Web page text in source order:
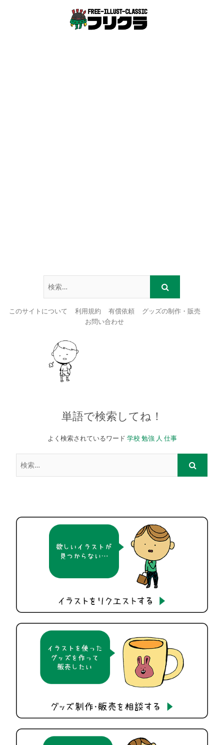
このサイトについて 利用規約 有償依頼
グッズの制作・販売
お問い合わせ
content
単語で検索してね！
よく検索されているワード 学校 勉強 人 仕事